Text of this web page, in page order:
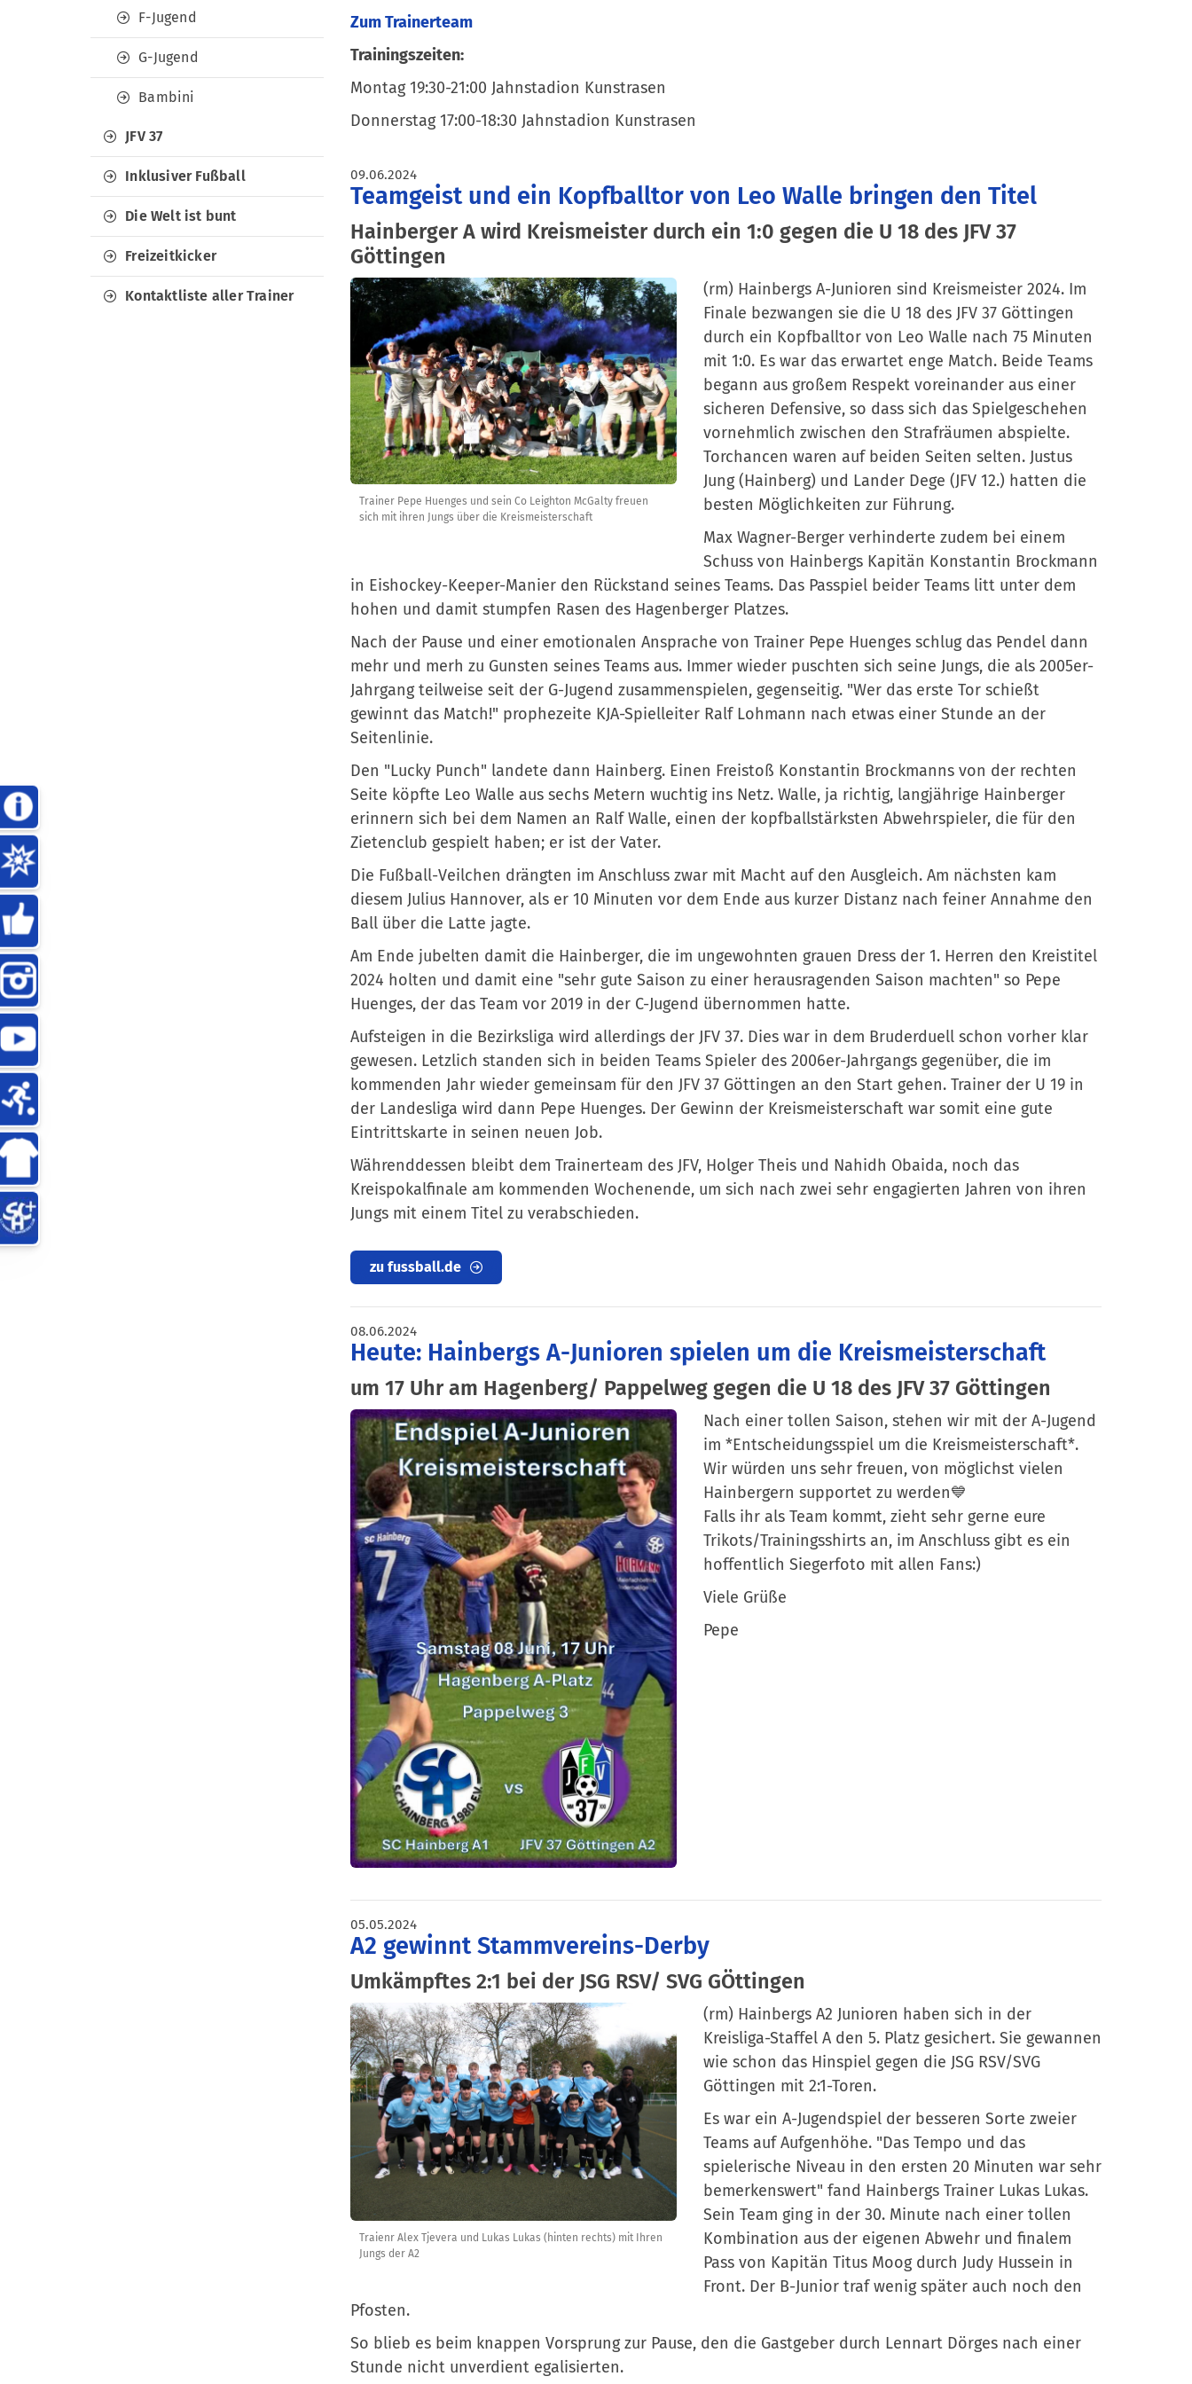
Zum Trainerteam
Trainingszeiten:
Montag 19:30-21:00 Jahnstadion Kunstrasen
Donnerstag 17:00-18:30 Jahnstadion Kunstrasen
09.06.2024
Teamgeist und ein Kopfballtor von Leo Walle bringen den Titel
Hainberger A wird Kreismeister durch ein 1:0 gegen die U 18 des JFV 37
Göttingen
Trainer Pepe Huenges und sein Co Leighton McGalty freuen
sich mit ihren Jungs über die Kreismeisterschaft
(rm) Hainbergs A-Junioren sind Kreismeister 2024. Im
Finale bezwangen sie die U 18 des JFV 37 Göttingen
durch ein Kopfballtor von Leo Walle nach 75 Minuten
mit 1:0. Es war das erwartet enge Match. Beide Teams
begann aus großem Respekt voreinander aus einer
sicheren Defensive, so dass sich das Spielgeschehen
vornehmlich zwischen den Strafräumen abspielte.
Torchancen waren auf beiden Seiten selten. Justus
Jung (Hainberg) und Lander Dege (JFV 12.) hatten die
besten Möglichkeiten zur Führung.
Max Wagner-Berger verhinderte zudem bei einem
Schuss von Hainbergs Kapitän Konstantin Brockmann
in Eishockey-Keeper-Manier den Rückstand seines Teams. Das Passpiel beider Teams litt unter dem
hohen und damit stumpfen Rasen des Hagenberger Platzes.
Nach der Pause und einer emotionalen Ansprache von Trainer Pepe Huenges schlug das Pendel dann
mehr und merh zu Gunsten seines Teams aus. Immer wieder puschten sich seine Jungs, die als 2005er-
Jahrgang teilweise seit der G-Jugend zusammenspielen, gegenseitig. "Wer das erste Tor schießt
gewinnt das Match!" prophezeite KJA-Spielleiter Ralf Lohmann nach etwas einer Stunde an der
Seitenlinie.
Den "Lucky Punch" landete dann Hainberg. Einen Freistoß Konstantin Brockmanns von der rechten
Seite köpfte Leo Walle aus sechs Metern wuchtig ins Netz. Walle, ja richtig, langjährige Hainberger
erinnern sich bei dem Namen an Ralf Walle, einen der kopfballstärksten Abwehrspieler, die für den
Zietenclub gespielt haben; er ist der Vater.
Die Fußball-Veilchen drängten im Anschluss zwar mit Macht auf den Ausgleich. Am nächsten kam
diesem Julius Hannover, als er 10 Minuten vor dem Ende aus kurzer Distanz nach feiner Annahme den
Ball über die Latte jagte.
Am Ende jubelten damit die Hainberger, die im ungewohnten grauen Dress der 1. Herren den Kreistitel
2024 holten und damit eine "sehr gute Saison zu einer herausragenden Saison machten" so Pepe
Huenges, der das Team vor 2019 in der C-Jugend übernommen hatte.
Aufsteigen in die Bezirksliga wird allerdings der JFV 37. Dies war in dem Bruderduell schon vorher klar
gewesen. Letzlich standen sich in beiden Teams Spieler des 2006er-Jahrgangs gegenüber, die im
kommenden Jahr wieder gemeinsam für den JFV 37 Göttingen an den Start gehen. Trainer der U 19 in
der Landesliga wird dann Pepe Huenges. Der Gewinn der Kreismeisterschaft war somit eine gute
Eintrittskarte in seinen neuen Job.
Währenddessen bleibt dem Trainerteam des JFV, Holger Theis und Nahidh Obaida, noch das
Kreispokalfinale am kommenden Wochenende, um sich nach zwei sehr engagierten Jahren von ihren
Jungs mit einem Titel zu verabschieden.
zu fussball.de
08.06.2024
Heute: Hainbergs A-Junioren spielen um die Kreismeisterschaft
um 17 Uhr am Hagenberg/ Pappelweg gegen die U 18 des JFV 37 Göttingen
Nach einer tollen Saison, stehen wir mit der A-Jugend
im *Entscheidungsspiel um die Kreismeisterschaft*.
Wir würden uns sehr freuen, von möglichst vielen
Hainbergern supportet zu werden💙
Falls ihr als Team kommt, zieht sehr gerne eure
Trikots/Trainingsshirts an, im Anschluss gibt es ein
hoffentlich Siegerfoto mit allen Fans:)
Viele Grüße
Pepe
05.05.2024
A2 gewinnt Stammvereins-Derby
Umkämpftes 2:1 bei der JSG RSV/ SVG GÖttingen
Traienr Alex Tjevera und Lukas Lukas (hinten rechts) mit Ihren
Jungs der A2
(rm) Hainbergs A2 Junioren haben sich in der
Kreisliga-Staffel A den 5. Platz gesichert. Sie gewannen
wie schon das Hinspiel gegen die JSG RSV/SVG
Göttingen mit 2:1-Toren.
Es war ein A-Jugendspiel der besseren Sorte zweier
Teams auf Aufgenhöhe. "Das Tempo und das
spielerische Niveau in den ersten 20 Minuten war sehr
bemerkenswert" fand Hainbergs Trainer Lukas Lukas.
Sein Team ging in der 30. Minute nach einer tollen
Kombination aus der eigenen Abwehr und finalem
Pass von Kapitän Titus Moog durch Judy Hussein in
Front. Der B-Junior traf wenig später auch noch den
Pfosten.
So blieb es beim knappen Vorsprung zur Pause, den die Gastgeber durch Lennart Dörges nach einer
Stunde nicht unverdient egalisierten.
F-Jugend
G-Jugend
Bambini
JFV 37
Inklusiver Fußball
Die Welt ist bunt
Freizeitkicker
Kontaktliste aller Trainer